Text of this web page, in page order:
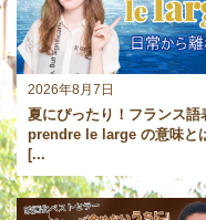
2026年8月7日
夏にぴったり！フランス語
prendre le large の意味と
[...